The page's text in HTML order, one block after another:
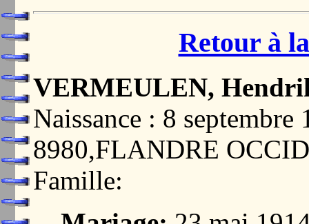
Retour à
VERMEULEN,
Naissance : 8
8980,FLANDRE
Famille: